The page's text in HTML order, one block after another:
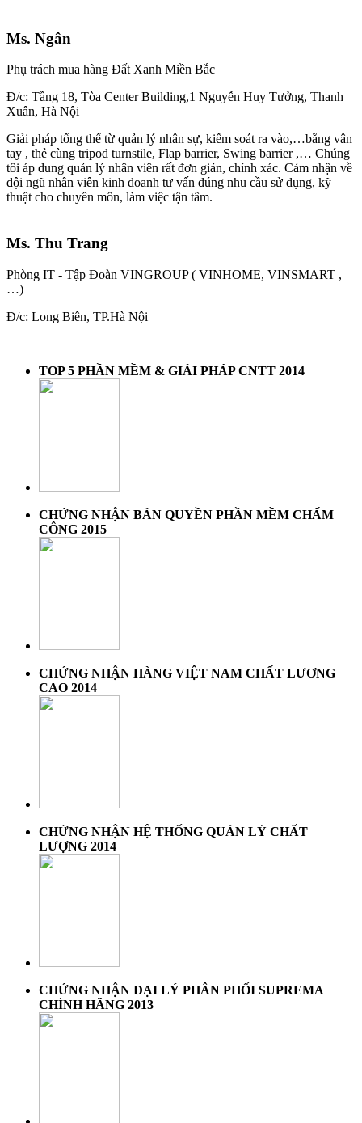
Ms. Ngân
Phụ trách mua hàng Đất Xanh Miền Bắc
Đ/c: Tầng 18, Tòa Center Building,1 Nguyễn Huy Tưởng, Thanh
Xuân, Hà Nội
Giải pháp tổng thể từ quản lý nhân sự, kiểm soát ra vào,…bằng vân
tay , thẻ cùng tripod turnstile, Flap barrier, Swing barrier ,… Chúng
tôi áp dung quản lý nhân viên rất đơn giản, chính xác. Cảm nhận về
đội ngũ nhân viên kinh doanh tư vấn đúng nhu cầu sử dụng, kỹ
thuật cho chuyên môn, làm việc tận tâm.
Ms. Thu Trang
Phòng IT - Tập Đoàn VINGROUP ( VINHOME, VINSMART ,
…)
Đ/c: Long Biên, TP.Hà Nội
TOP 5 PHẦN MỀM & GIẢI PHÁP CNTT 2014
CHỨNG NHẬN BẢN QUYỀN PHẦN MỀM CHẤM
CÔNG 2015
CHỨNG NHẬN HÀNG VIỆT NAM CHẤT LƯƠNG
CAO 2014
CHỨNG NHẬN HỆ THỐNG QUẢN LÝ CHẤT
LƯỢNG 2014
CHỨNG NHẬN ĐẠI LÝ PHÂN PHỐI SUPREMA
CHÍNH HÃNG 2013